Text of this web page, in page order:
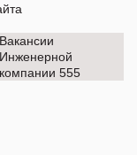
Вакансии
Инженерной
компании 555